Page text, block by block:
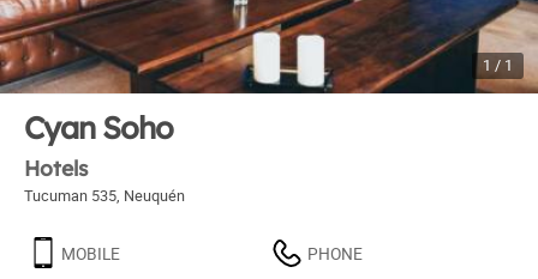
1 / 1
Cyan Soho
Hotels
Tucuman 535, Neuquén
MOBILE PHONE